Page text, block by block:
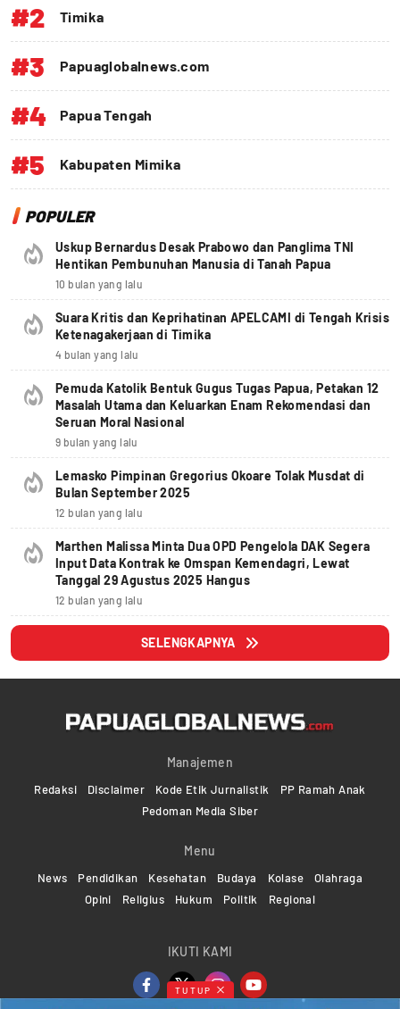
#2 Timika
#3 Papuaglobalnews.com
#4 Papua Tengah
#5 Kabupaten Mimika
POPULER
Uskup Bernardus Desak Prabowo dan Panglima TNI
Hentikan Pembunuhan Manusia di Tanah Papua
10 bulan yang lalu
Suara Kritis dan Keprihatinan APELCAMI di Tengah Krisis
Ketenagakerjaan di Timika
4 bulan yang lalu
Pemuda Katolik Bentuk Gugus Tugas Papua, Petakan 12
Masalah Utama dan Keluarkan Enam Rekomendasi dan
Seruan Moral Nasional
9 bulan yang lalu
Lemasko Pimpinan Gregorius Okoare Tolak Musdat di
Bulan September 2025
12 bulan yang lalu
Marthen Malissa Minta Dua OPD Pengelola DAK Segera
Input Data Kontrak ke Omspan Kemendagri, Lewat
Tanggal 29 Agustus 2025 Hangus
12 bulan yang lalu
SELENGKAPNYA
Manajemen
Redaksi Disclaimer Kode Etik Jurnalistik
PP Ramah Anak
Pedoman Media Siber
Menu
News Pendidikan Kesehatan Budaya Kolase
Olahraga
Opini
Religius Hukum Politik Regional
IKUTI KAMI
TUTUP